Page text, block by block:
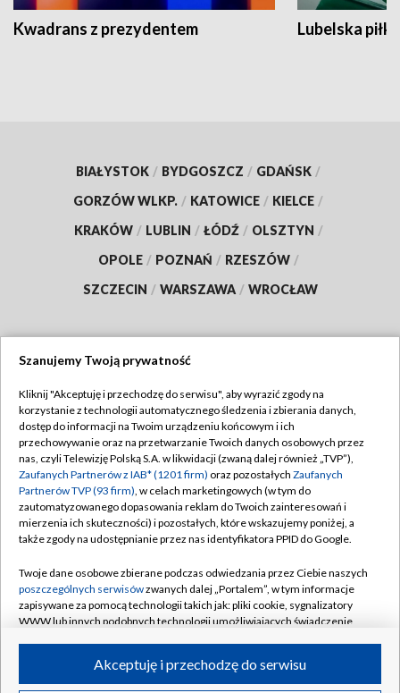
Kwadrans z prezydentem Lubelska piłka
BIAŁYSTOK / BYDGOSZCZ / GDAŃSK /
GORZÓW WLKP. / KATOWICE / KIELCE /
KRAKÓW / LUBLIN / ŁÓDŹ / OLSZTYN /
OPOLE / POZNAŃ / RZESZÓW /
SZCZECIN / WARSZAWA / WROCŁAW
TVP
Abonament TVP
Emisja w TVP
Centrum informacji TVP
Naziemna Telewizja Cyfrowa
Rada Programowa
System NOS
Informacje o nadawcy
Program dla prasy
Regulamin TVP
Polityka prywatności
Moje zgody
Pomoc
Kontakt
Kanały
Szanujemy Twoją prywatność
Kliknij "Akceptuję i przechodzę do serwisu", aby wyrazić zgody na
korzystanie z technologii automatycznego śledzenia i zbierania danych,
dostęp do informacji na Twoim urządzeniu końcowym i ich
przechowywanie oraz na przetwarzanie Twoich danych osobowych przez
nas, czyli Telewizję Polską S.A. w likwidacji (zwaną dalej również „TVP”),
Zaufanych Partnerów z IAB* (1201 firm) oraz pozostałych Zaufanych
Partnerów TVP (93 firm), w celach marketingowych (w tym do
zautomatyzowanego dopasowania reklam do Twoich zainteresowań i
mierzenia ich skuteczności) i pozostałych, które wskazujemy poniżej, a
także zgody na udostępnianie przez nas identyfikatora PPID do Google.
Twoje dane osobowe zbierane podczas odwiedzania przez Ciebie naszych
poszczególnych serwisówzwanych dalej „Portalem”, w tym informacje
zapisywane za pomocą technologii takich jak: pliki cookie, sygnalizatory
WWW lub innych podobnych technologii umożliwiających świadczenie
ruchu w Internecie.Akceptuję i przechodzę do serwisu